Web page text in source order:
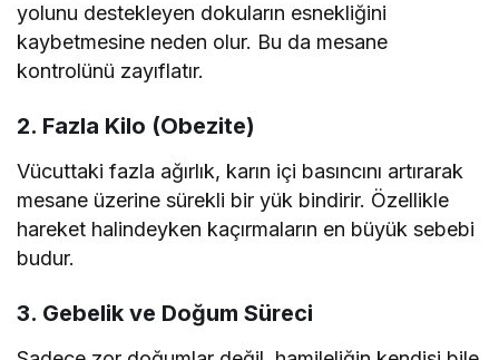
yolunu destekleyen dokuların esnekliğini
kaybetmesine neden olur. Bu da mesane
kontrolünü zayıflatır.
2. Fazla Kilo (Obezite)
Vücuttaki fazla ağırlık, karın içi basıncını artırarak
mesane üzerine sürekli bir yük bindirir. Özellikle
hareket halindeyken kaçırmaların en büyük sebebi
budur.
3. Gebelik ve Doğum Süreci